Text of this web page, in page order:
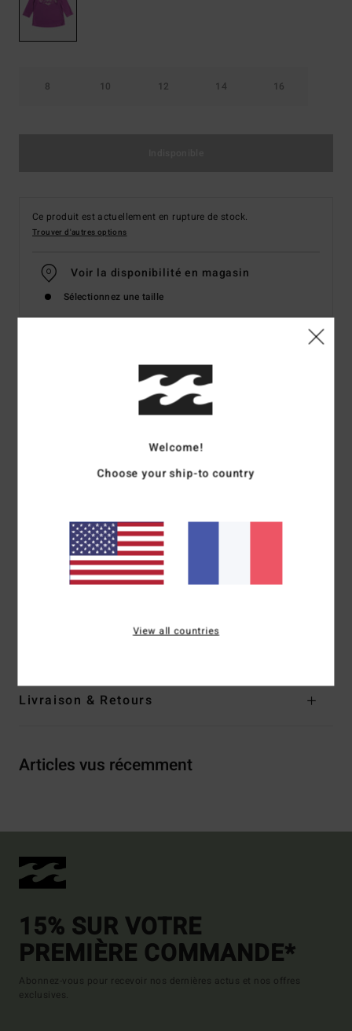
8 10 12 14 16
Ce produit est actuellement en rupture de stock.
Trouver d'autres options
Voir la disponibilité en magasin
Sélectionnez une taille
Details & caractéristiques
Lycra manches courtes Violet Fille 8-16 ans
Caractéristiques
Technologie :Indice de protection solaire UPF 50+
Coupe :coupe Performance fit
col rond
Manches :manches courtes
Livraison & Retours
Articles vus récemment
15% SUR VOTRE
PREMIÈRE COMMANDE*
Abonnez-vous pour recevoir nos dernières actus et nos offres
exclusives.
Welcome!
Choose your ship-to country
View all countries